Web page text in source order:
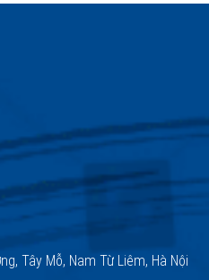
Tây Mỗ, Nam Từ Liêm, Hà Nội